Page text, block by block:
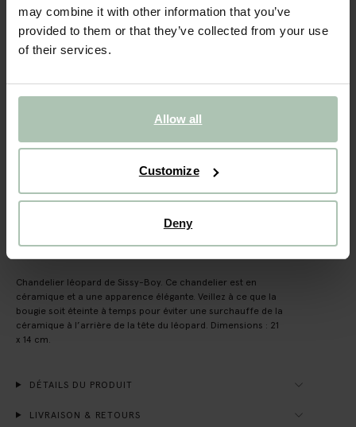
may combine it with other information that you’ve
provided to them or that they’ve collected from your use
of their services.
Allow all
Customize
Deny
29.99 12.00
Taille sélectionnée: Onesize
VOIR LE STOCK EN MAGASIN
Chandelier léopard de Sissy-Boy. Ce chandelier est en
céramique et a une apparence élégante. Veillez à ce que la
bougie soit éteinte à temps pour éviter une surchauffe de la
céramique à l’arrière de la tête du léopard. Dimensions : 21
x 14 cm.
DÉTAILS DU PRODUIT
LIVRAISON & RETOURS